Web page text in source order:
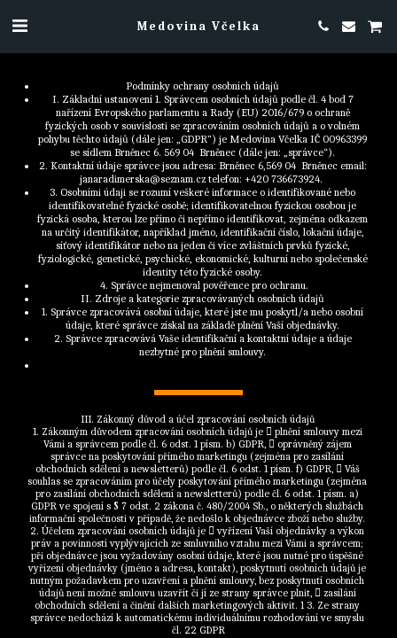
Medovina Včelka
Podmínky ochrany osobních údajů
I. Základní ustanovení 1. Správcem osobních údajů podle čl. 4 bod 7
nařízení Evropského parlamentu a Rady (EU) 2016/679 o ochraně
fyzických osob v souvislosti se zpracováním osobních údajů a o volném
pohybu těchto údajů (dále jen: „GDPR”) je Medovina Včelka IČ 00963399
se sídlem Brněnec 6. 569 04  Brněnec (dále jen: „správce“).
2. Kontaktní údaje správce jsou adresa: Brněnec 6,569 04  Brněnec email:
janaradimerska@seznam.cz telefon: +420 736673924.
3. Osobními údaji se rozumí veškeré informace o identifikované nebo
identifikovatelné fyzické osobě; identifikovatelnou fyzickou osobou je
fyzická osoba, kterou lze přímo či nepřímo identifikovat, zejména odkazem
na určitý identifikátor, například jméno, identifikační číslo, lokační údaje,
síťový identifikátor nebo na jeden či více zvláštních prvků fyzické,
fyziologické, genetické, psychické, ekonomické, kulturní nebo společenské
identity této fyzické osoby.
4. Správce nejmenoval pověřence pro ochranu.
II. Zdroje a kategorie zpracovávaných osobních údajů
1. Správce zpracovává osobní údaje, které jste mu poskytl/a nebo osobní
údaje, které správce získal na základě plnění Vaší objednávky.
2. Správce zpracovává Vaše identifikační a kontaktní údaje a údaje
nezbytné pro plnění smlouvy.
III. Zákonný důvod a účel zpracování osobních údajů
1. Zákonným důvodem zpracování osobních údajů je  plnění smlouvy mezi
Vámi a správcem podle čl. 6 odst. 1 písm. b) GDPR,  oprávněný zájem
správce na poskytování přímého marketingu (zejména pro zasílání
obchodních sdělení a newsletterů) podle čl. 6 odst. 1 písm. f) GDPR,  Váš
souhlas se zpracováním pro účely poskytování přímého marketingu (zejména
pro zasílání obchodních sdělení a newsletterů) podle čl. 6 odst. 1 písm. a)
GDPR ve spojení s § 7 odst. 2 zákona č. 480/2004 Sb., o některých službách
informační společnosti v případě, že nedošlo k objednávce zboží nebo služby.
2. Účelem zpracování osobních údajů je  vyřízení Vaší objednávky a výkon
práv a povinností vyplývajících ze smluvního vztahu mezi Vámi a správcem;
při objednávce jsou vyžadovány osobní údaje, které jsou nutné pro úspěšné
vyřízení objednávky (jméno a adresa, kontakt), poskytnutí osobních údajů je
nutným požadavkem pro uzavření a plnění smlouvy, bez poskytnutí osobních
údajů není možné smlouvu uzavřít či jí ze strany správce plnit,  zasílání
obchodních sdělení a činění dalších marketingových aktivit. 1 3. Ze strany
správce nedochází k automatickému individuálnímu rozhodování ve smyslu
čl. 22 GDPR